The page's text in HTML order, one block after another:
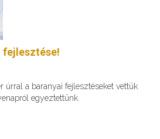
fejlesztése!
úrral a baranyai fejlesztéseket vettük
egyeztettünk.